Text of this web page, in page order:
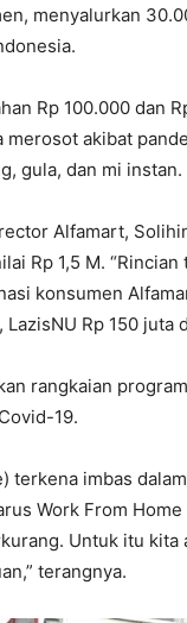
menyalurkan
Rp 100.000 dan
merosot akibat
gula, dan mi instan.
Alfamart,
Rp 1,5 M.
konsumen
Rp 150 juta
rangkaian
19.
terkena imbas
Work From
Untuk itu
terangnya.